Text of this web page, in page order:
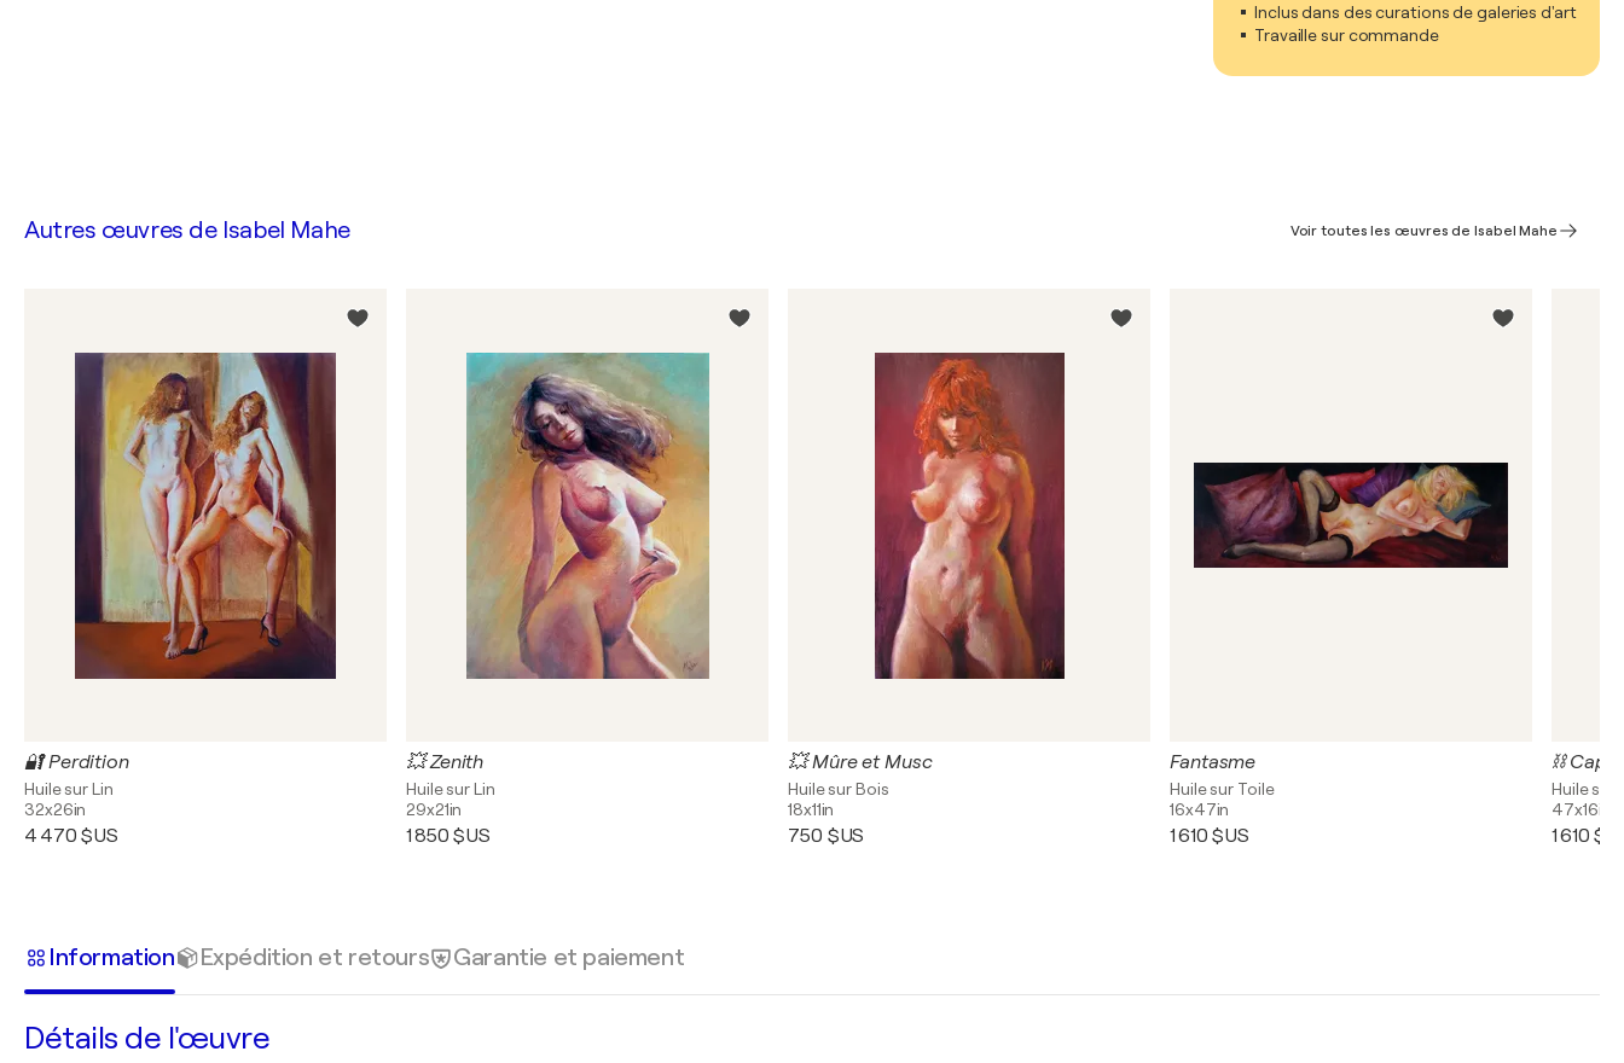
Inclus dans des curations de galeries d'art
Travaille sur commande
Autres œuvres de Isabel Mahe Voir toutes les œuvres de Isabel Mahe
🔐 Perdition
Huile sur Lin
32x26in
4 470 $US
💥 Zenith
Huile sur Lin
29x21in
1 850 $US
💥 Mûre et Musc
Huile sur Bois
18x11in
750 $US
Fantasme
Huile sur Toile
16x47in
1 610 $US
⛓️
Huile sur
47x16in
1 610
Information Expédition et retours Garantie et paiement
Détails de l'œuvre